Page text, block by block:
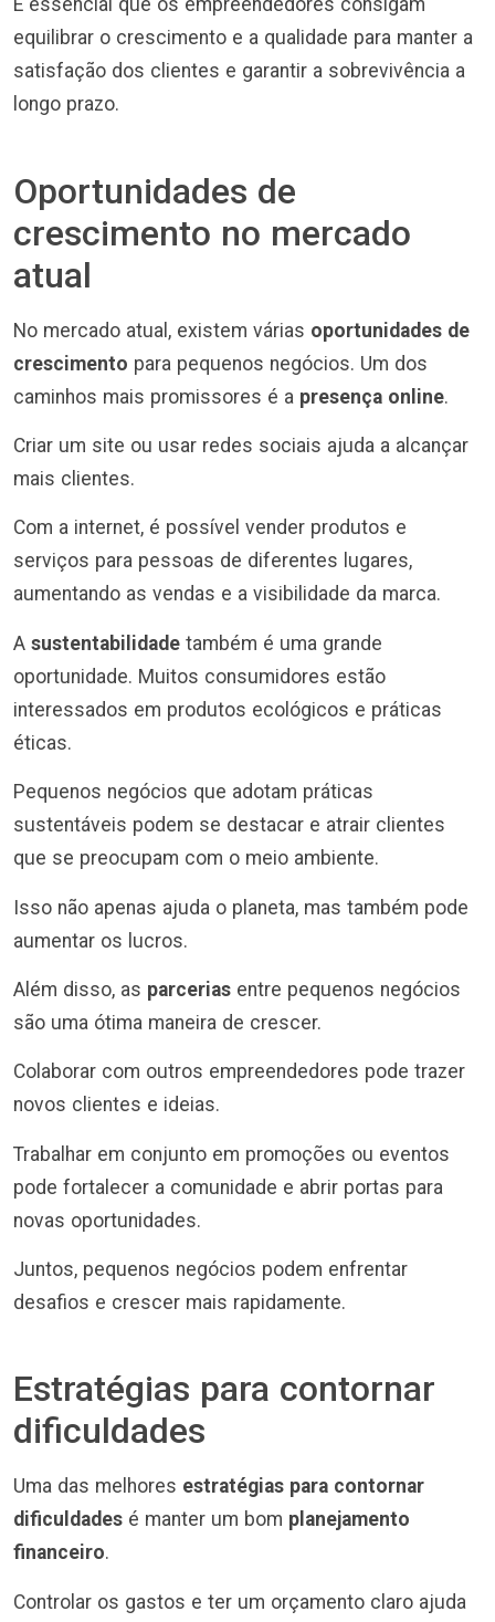
É essencial que os empreendedores consigam
equilibrar o crescimento e a qualidade para manter a
satisfação dos clientes e garantir a sobrevivência a
longo prazo.
Oportunidades de
crescimento no mercado
atual
No mercado atual, existem várias oportunidades de
crescimento para pequenos negócios. Um dos
caminhos mais promissores é a presença online.
Criar um site ou usar redes sociais ajuda a alcançar
mais clientes.
Com a internet, é possível vender produtos e
serviços para pessoas de diferentes lugares,
aumentando as vendas e a visibilidade da marca.
A sustentabilidade também é uma grande
oportunidade. Muitos consumidores estão
interessados em produtos ecológicos e práticas
éticas.
Pequenos negócios que adotam práticas
sustentáveis podem se destacar e atrair clientes
que se preocupam com o meio ambiente.
Isso não apenas ajuda o planeta, mas também pode
aumentar os lucros.
Além disso, as parcerias entre pequenos negócios
são uma ótima maneira de crescer.
Colaborar com outros empreendedores pode trazer
novos clientes e ideias.
Trabalhar em conjunto em promoções ou eventos
pode fortalecer a comunidade e abrir portas para
novas oportunidades.
Juntos, pequenos negócios podem enfrentar
desafios e crescer mais rapidamente.
Estratégias para contornar
dificuldades
Uma das melhores estratégias para contornar
dificuldades é manter um bom planejamento
financeiro.
Controlar os gastos e ter um orçamento claro ajuda